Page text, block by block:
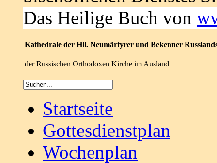
Das Heilige Buch von
Kathedrale der Hll. Neumärtyrer und Bekenner
der Russischen Orthodoxen Kirche im Ausland
Startseite
Gottesdienstplan
Wochenplan